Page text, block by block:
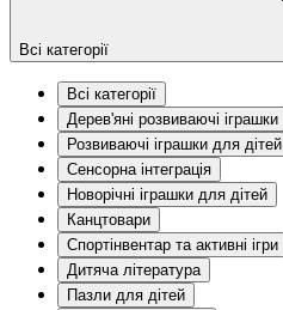
Всі категорії
Всі категорії
Дерев'яні розвиваючі іграшки
Розвиваючі іграшки для дітей
Сенсорна інтеграція
Новорічні іграшки для дітей
Канцтовари
Спортінвентар та активні ігри
Дитяча література
Пазли для дітей